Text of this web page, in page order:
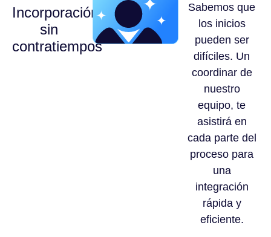
Incorporación
sin
contratiempos
Sabemos que
los inicios
pueden ser
difíciles. Un
coordinar de
nuestro
equipo, te
asistirá en
cada parte del
proceso para
una
integración
rápida y
eficiente.